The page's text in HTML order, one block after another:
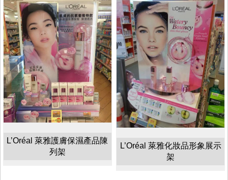
L’Oréal 萊雅護膚保濕產品陳
列架
L’Oréal 萊雅化妝品形象展示
架